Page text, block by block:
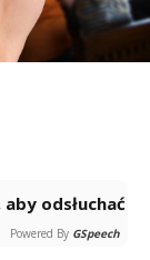
Powered By GSpeech